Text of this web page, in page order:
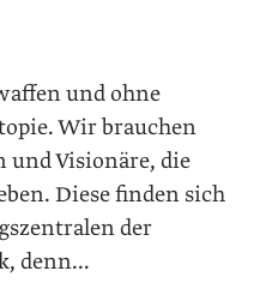
und ohne
Wir brauchen
Visionäre, die
Diese finden sich
der
denn...